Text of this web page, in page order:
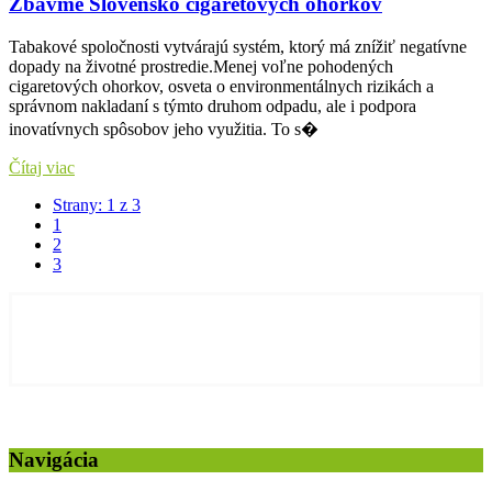
Tabakové spoločnosti vytvárajú systém, ktorý má znížiť negatívne
dopady na životné prostredie.Menej voľne pohodených
cigaretových ohorkov, osveta o environmentálnych rizikách a
správnom nakladaní s týmto druhom odpadu, ale i podpora
inovatívnych spôsobov jeho využitia. To s�
Čítaj viac
Strany: 1 z 3
1
2
3
Navigácia